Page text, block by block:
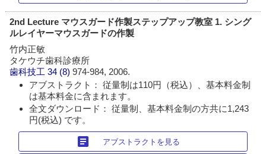
2nd Lecture マウスガード作製ステップアップ教室 1. シング
ルレイヤーマウスガードの作製
竹内正敏
タケウチ歯科診療所
歯科技工 34 (8)974-984, 2006.
アブストラクト： 従量制は110円（税込）、基本料金制
は基本料金に含まれます。
全文ダウンロード： 従量制、基本料金制の方共に1,243
円(税込) です。
article アブストラクトを見る